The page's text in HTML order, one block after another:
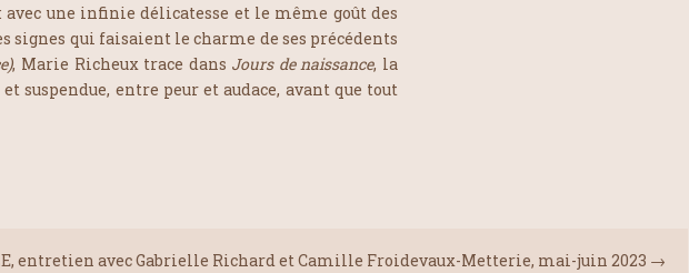
une infinie délicatesse et le même goût des
signes qui faisaient le charme de ses précédents
, Marie Richeux trace dans Jours de naissance, la
suspendue, entre peur et audace, avant que tout
entretien avec Gabrielle Richard et Camille Froidevaux-Metterie, mai-juin 2023 →